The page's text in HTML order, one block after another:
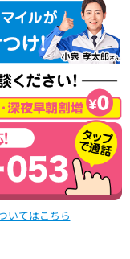
いてはこちら